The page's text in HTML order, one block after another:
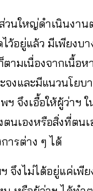
ส่วนใหญ่ดำเนินงา
ว้อยู่แล้ว มีเพียงบ
ามเนื่องจากเนื้อ
จงและมีแนวนโยบ
จึงเอื้อให้ผู้ว่าฯ ใ
นเองหรือสิ่งที่ตนเ
ารต่าง ๆ ได้
จึงไม่ได้อยู่แค่เพี